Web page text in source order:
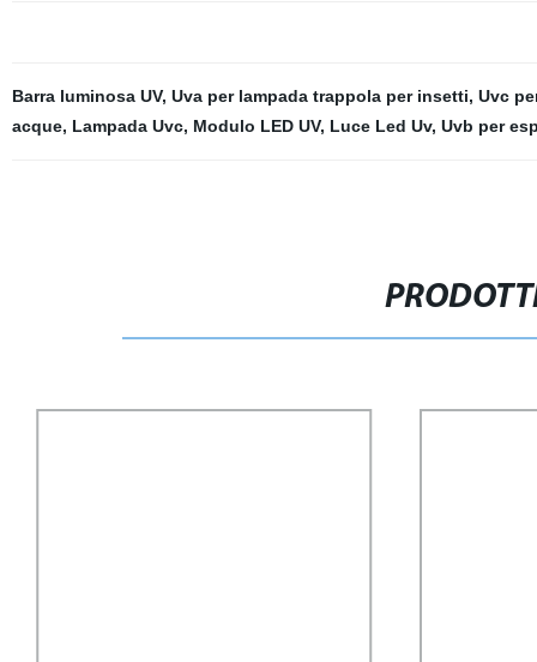
Barra luminosa UV, Uva per lampada trappola per insetti, Uvc
acque, Lampada Uvc, Modulo LED UV, Luce Led Uv, Uvb per